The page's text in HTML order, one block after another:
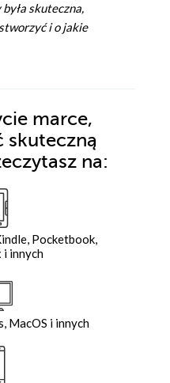
skuteczna,
i o jakie
marce,
skuteczną
na:
Pocketbook,
i innych
MacOS i innych